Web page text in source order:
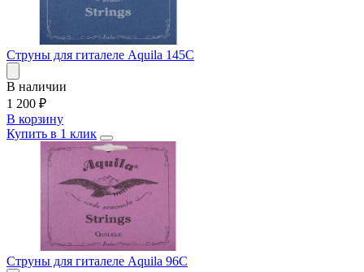
Струны для гиталеле Aquila 145C
В наличии
1 200 ₽
В корзину
Купить в 1 клик
Струны для гиталеле Aquila 96C